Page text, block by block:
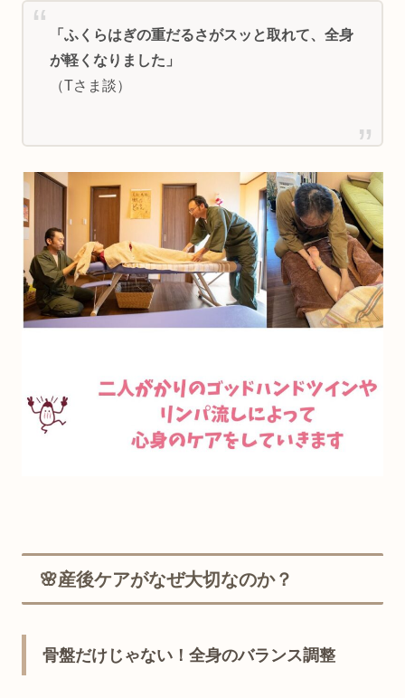
「ふくらはぎの重だるさがスッと取れて、全身
が軽くなりました 」
（Tさま談）
🌸産後ケアがなぜ大切なのか？
骨盤だけじゃない！全身のバランス調整